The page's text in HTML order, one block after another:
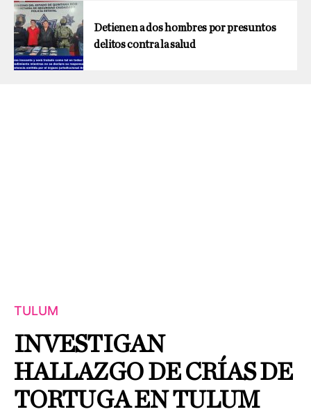
Detienen a dos hombres por presuntos
delitos contra la salud
TULUM
INVESTIGAN
HALLAZGO DE CRÍAS DE
TORTUGA EN TULUM